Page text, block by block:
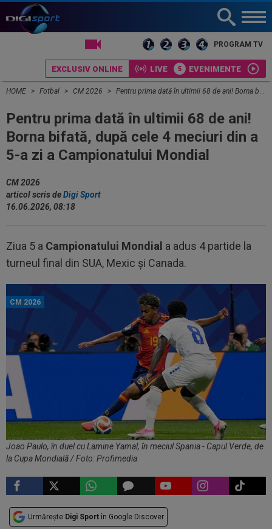
PROGRAM TV
EXCLUSIV ONLINE LIVE EVENIMENTE
HOME Fotbal CM 2026 Pentru prima dată în ultimii 68 de ani! Borna bifată, după cele 4 meciuri din a 5-a zi a Campionatului Mondial
Pentru prima dată în ultimii 68 de ani!
Borna bifată, după cele 4 meciuri din a
5-a zi a Campionatului Mondial
CM 2026
articol scris deDigi Sport
16.06.2026, 08:18
Ziua 5 a Campionatului Mondial a adus 4 partide la
turneul final din SUA, Mexic și Canada.
CM 2026
Joao Paulo, în duel cu Lamine Yamal, în meciul Spania - Capul Verde, de
la Cupa Mondială / Foto: Profimedia
Urmărește Digi Sport în Google Discover